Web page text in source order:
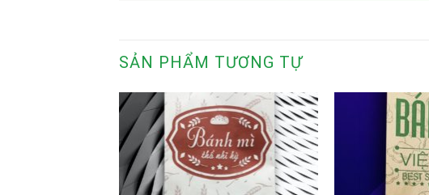
SẢN PHẨM TƯƠNG TỰ